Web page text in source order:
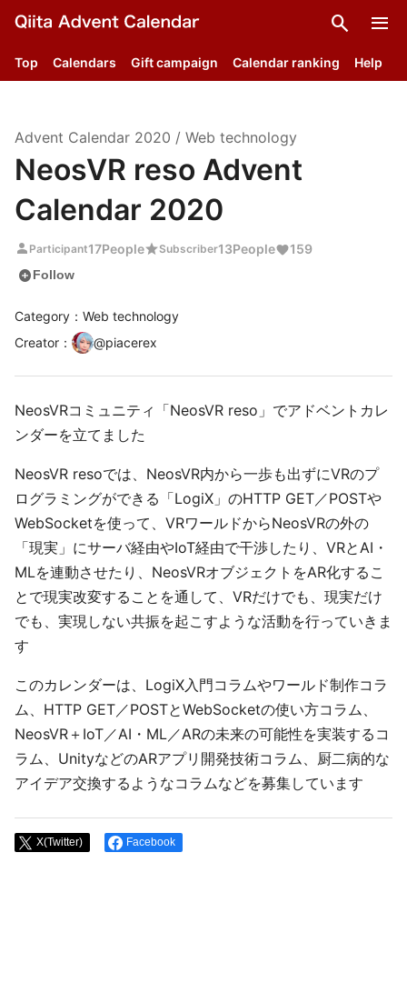
search menu
Top Calendars Gift campaign Calendar ranking Help
Advent Calendar 2020 / Web technology
NeosVR reso Advent
Calendar 2020
person Participant17PeoplestarSubscriber13People 159
add_circleFollow
Category：Web technology
Creator ： @piacerex
NeosVRコミュニティ「NeosVR reso」でアドベントカレ
ンダーを立てました
NeosVR resoでは、NeosVR内から一歩も出ずにVRのプ
ログラミングができる「LogiX」のHTTP GET／POSTや
WebSocketを使って、VRワールドからNeosVRの外の
「現実」にサーバ経由やIoT経由で干渉したり、VRとAI・
MLを連動させたり、NeosVRオブジェクトをAR化するこ
とで現実改変することを通して、VRだけでも、現実だけ
でも、実現しない共振を起こすような活動を行っていきま
す
このカレンダーは、LogiX入門コラムやワールド制作コラ
ム、HTTP GET／POSTとWebSocketの使い方コラム、
NeosVR＋IoT／AI・ML／ARの未来の可能性を実装するコ
ラム、UnityなどのARアプリ開発技術コラム、厨二病的な
アイデア交換するようなコラムなどを募集しています
X(Twitter) Facebook